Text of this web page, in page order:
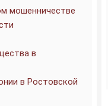
мошенничестве
в
в Ростовской